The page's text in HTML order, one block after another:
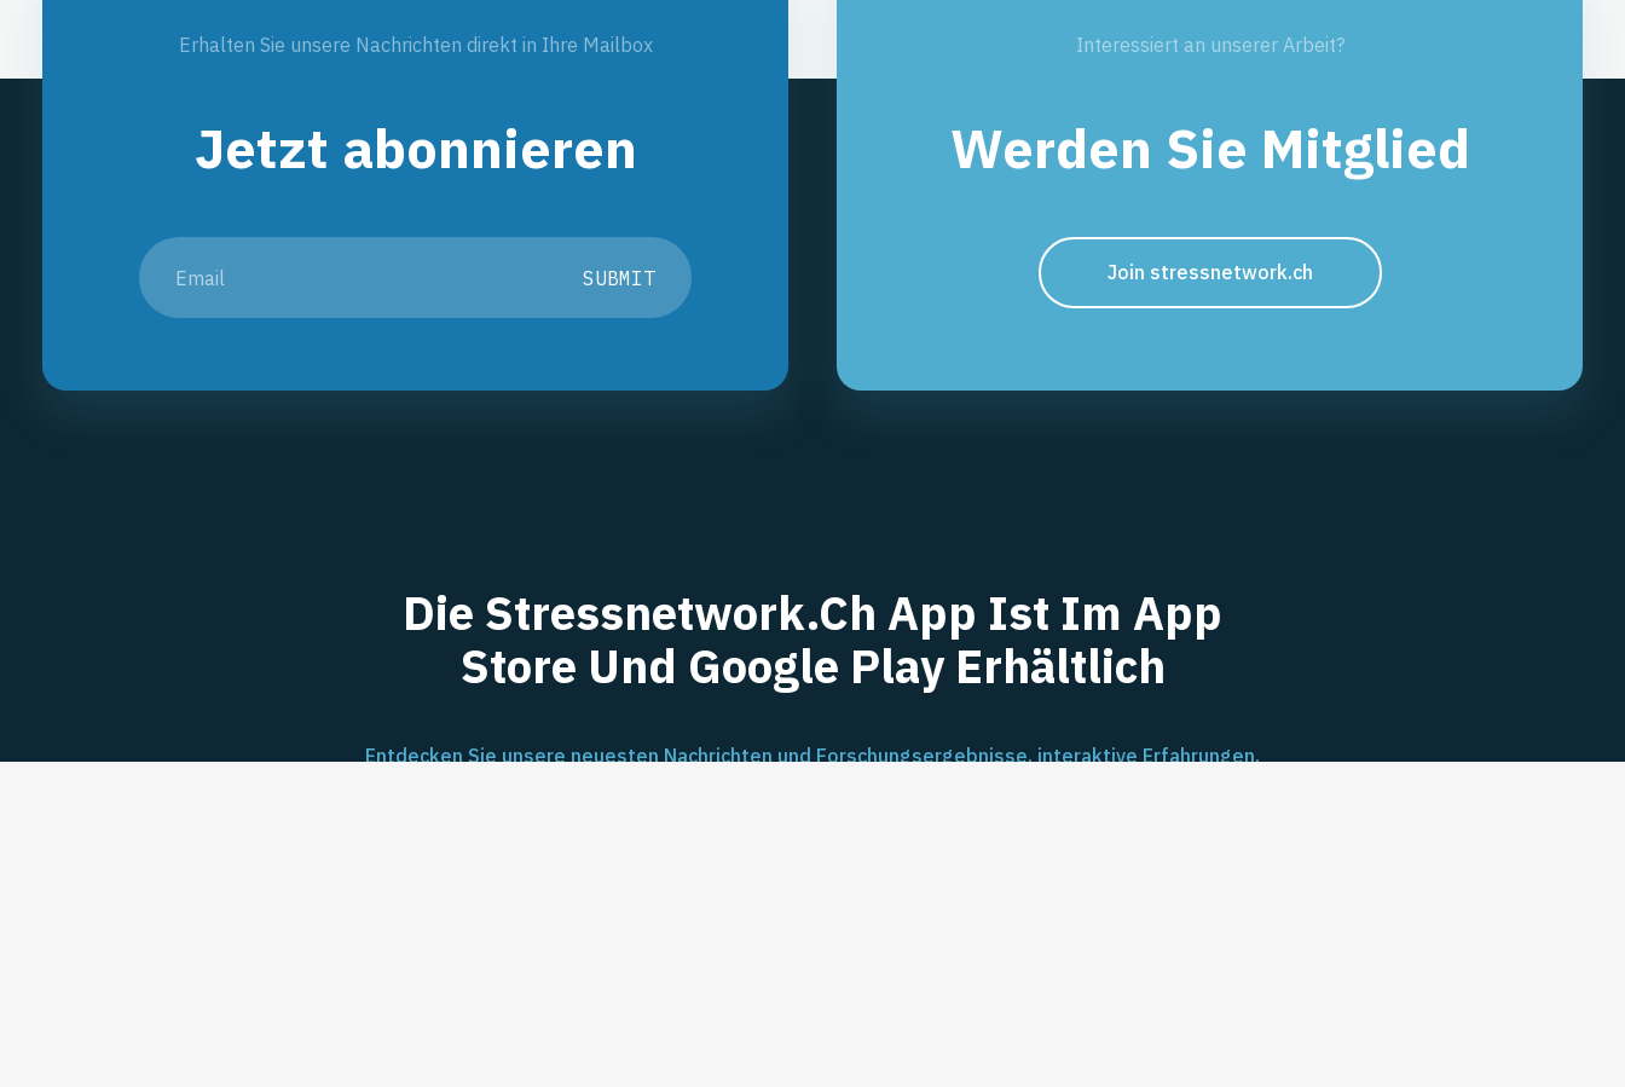
Erhalten Sie unsere Nachrichten direkt in Ihre Mailbox
Jetzt abonnieren
SUBMIT
Interessiert an unserer Arbeit?
Werden Sie Mitglied
Join stressnetwork.ch
Die Stressnetwork.ch App Ist Im App
Store Und Google Play Erhältlich
Entdecken Sie unsere neuesten Nachrichten und Forschungsergebnisse, interaktive Erfahrungen,